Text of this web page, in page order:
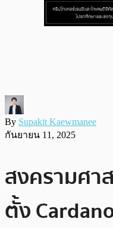
By Supakit Kaewmanee
กันยายน 11, 2025
สงครามศา
ตั้ง